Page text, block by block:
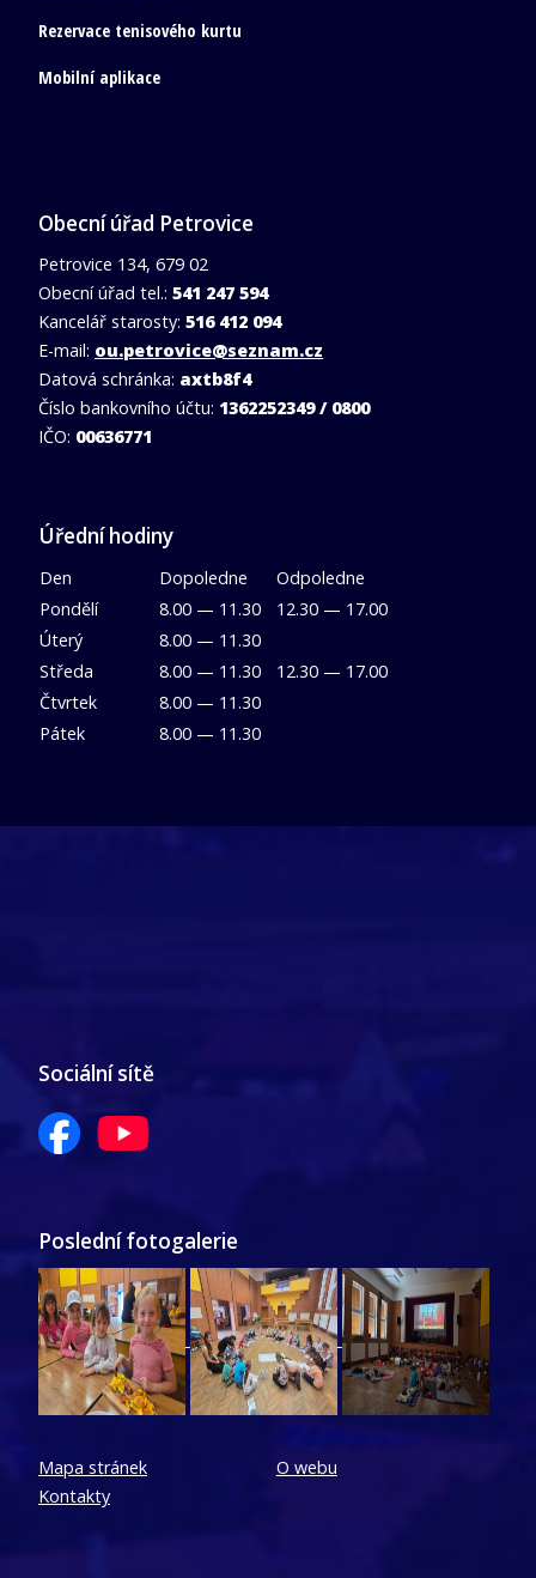
Rezervace tenisového kurtu
Mobilní aplikace
Obecní úřad Petrovice
Petrovice 134, 679 02
Obecní úřad tel.: 541 247 594
Kancelář starosty: 516 412 094
E-mail: ou.petrovice@seznam.cz
Datová schránka: axtb8f4
Číslo bankovního účtu: 1362252349 / 0800
IČO: 00636771
Úřední hodiny
Den Dopoledne
Odpoledne
Pondělí
8.00 — 11.30
12.30 — 17.00
Úterý
8.00 — 11.30
Středa
8.00 — 11.30
12.30 — 17.00
Čtvrtek
8.00 — 11.30
Pátek
8.00 — 11.30
Sociální sítě
Poslední fotogalerie
Mapa stránek
Kontakty
O webu